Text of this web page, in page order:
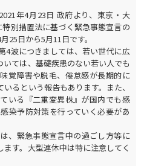
年4月23日 政府より、東京・大
別措置法に基づく緊急事態宣言の
25日から5月11日です。
4波につきましては、若い世代に広
ては、基礎疾患のない若い人でも
覚障害や脱毛、倦怠感が長期的に
るという報告もあります。また、
いる『二重変異株』が国内でも感
染予防対策を行っていく必要があ
、緊急事態宣言中の過ごし方等に
す。大型連休中は特に注意してく